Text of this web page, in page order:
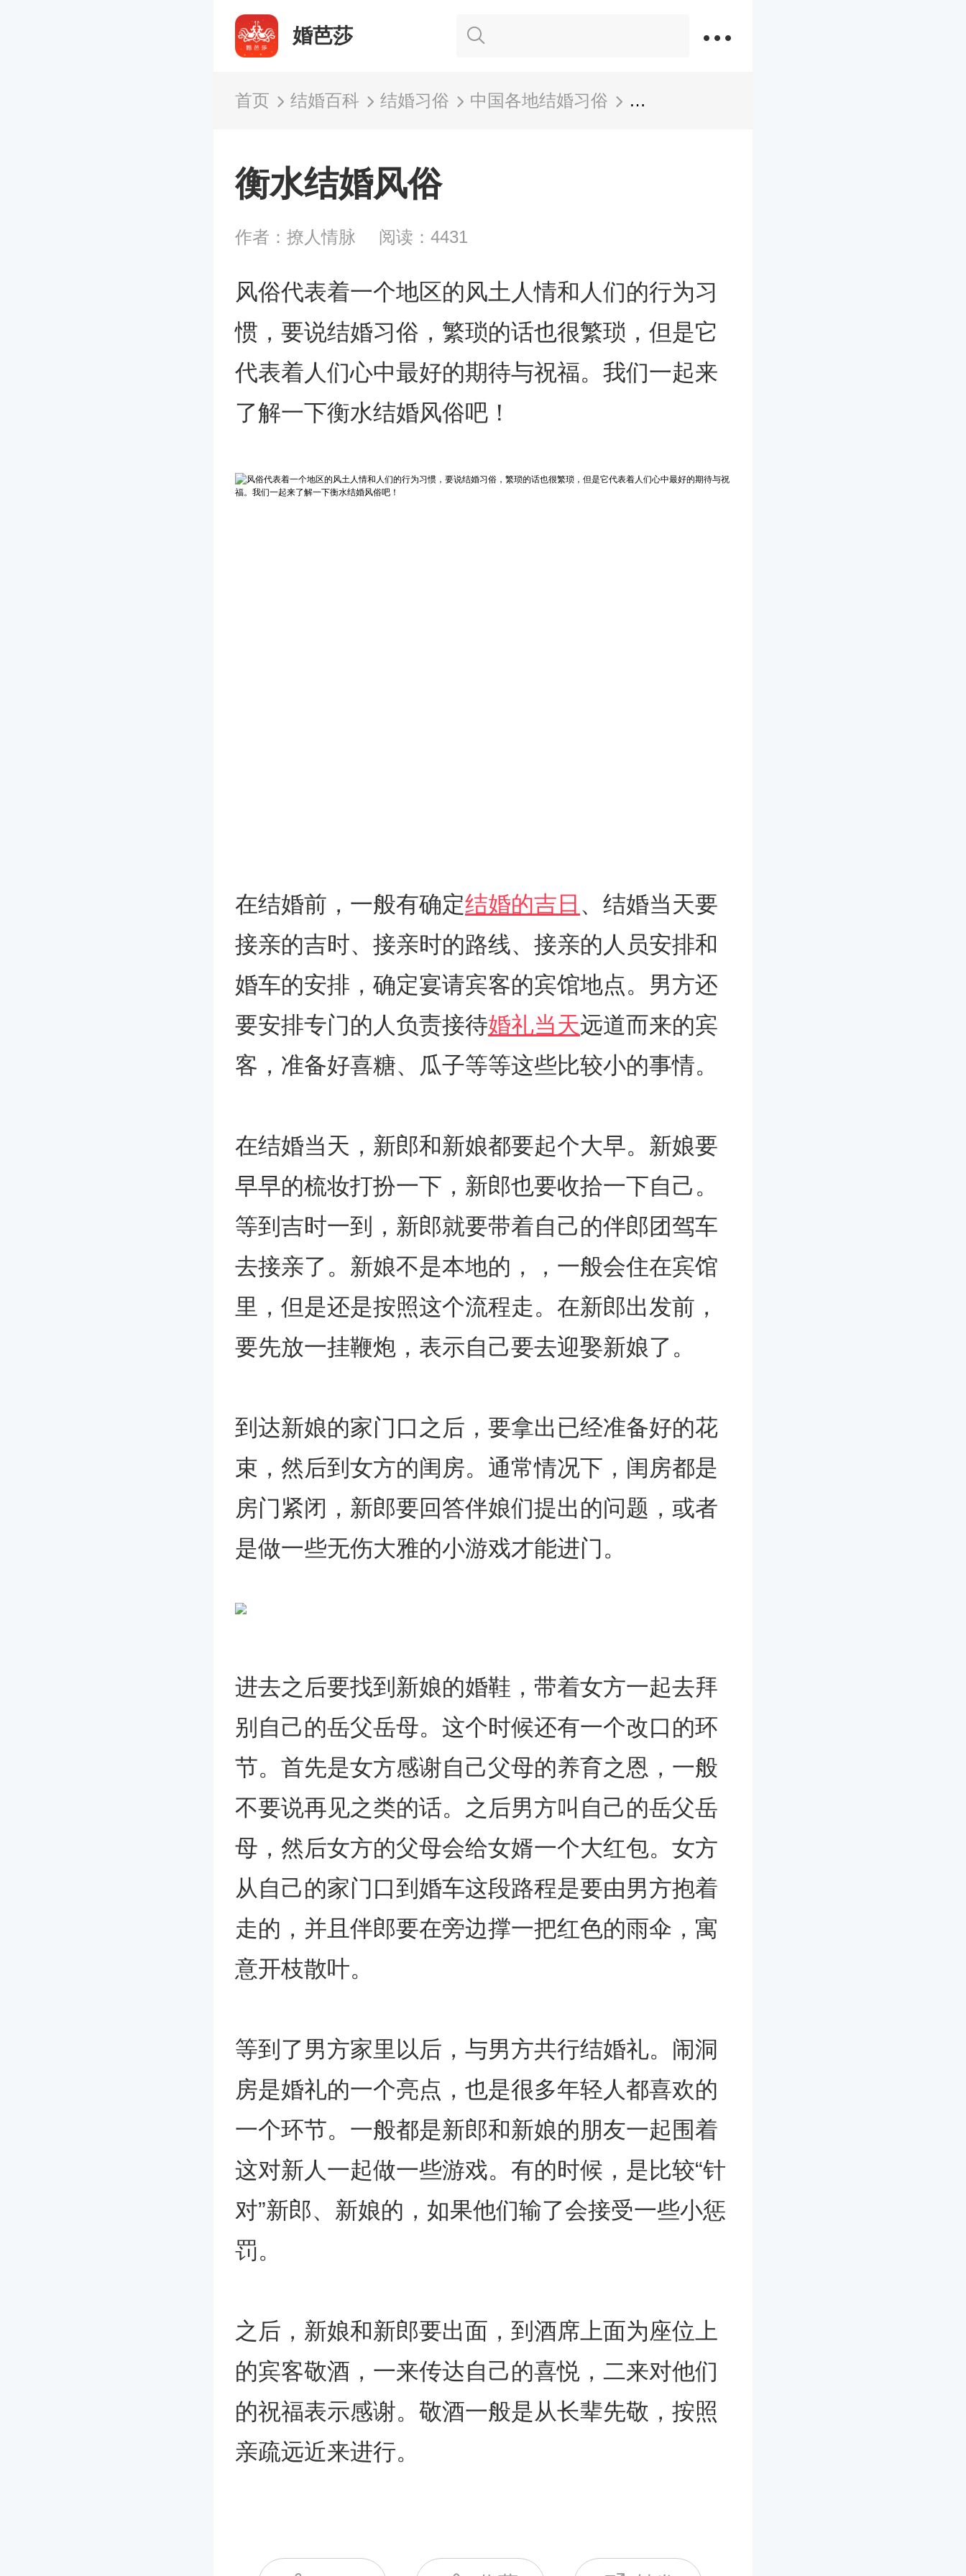
婚芭莎
首页 结婚百科 结婚习俗 中国各地结婚习俗 衡水结婚风俗
衡水结婚风俗
作者：撩人情脉 阅读：4431
风俗代表着一个地区的风土人情和人们的行为习
惯，要说结婚习俗，繁琐的话也很繁琐，但是它
代表着人们心中最好的期待与祝福。我们一起来
了解一下衡水结婚风俗吧！
在结婚前，一般有确定结婚的吉日 、结婚当天要
接亲的吉时、接亲时的路线、接亲的人员安排和
婚车的安排，确定宴请宾客的宾馆地点。男方还
要安排专门的人负责接待婚礼当天远道而来的宾
客，准备好喜糖、瓜子等等这些比较小的事情。
在结婚当天，新郎和新娘都要起个大早。新娘要
早早的梳妆打扮一下，新郎也要收拾一下自己。
等到吉时一到，新郎就要带着自己的伴郎团驾车
去接亲了。新娘不是本地的，，一般会住在宾馆
里，但是还是按照这个流程走。在新郎出发前，
要先放一挂鞭炮，表示自己要去迎娶新娘了。
到达新娘的家门口之后，要拿出已经准备好的花
束，然后到女方的闺房。通常情况下，闺房都是
房门紧闭，新郎要回答伴娘们提出的问题，或者
是做一些无伤大雅的小游戏才能进门。
进去之后要找到新娘的婚鞋，带着女方一起去拜
别自己的岳父岳母。这个时候还有一个改口的环
节。首先是女方感谢自己父母的养育之恩，一般
不要说再见之类的话。之后男方叫自己的岳父岳
母，然后女方的父母会给女婿一个大红包。女方
从自己的家门口到婚车这段路程是要由男方抱着
走的，并且伴郎要在旁边撑一把红色的雨伞，寓
意开枝散叶。
等到了男方家里以后，与男方共行结婚礼。闹洞
房是婚礼的一个亮点，也是很多年轻人都喜欢的
一个环节。一般都是新郎和新娘的朋友一起围着
这对新人一起做一些游戏。有的时候，是比较“针
对”新郎、新娘的，如果他们输了会接受一些小惩
罚。
之后，新娘和新郎要出面，到酒席上面为座位上
的宾客敬酒，一来传达自己的喜悦，二来对他们
的祝福表示感谢。敬酒一般是从长辈先敬，按照
亲疏远近来进行。